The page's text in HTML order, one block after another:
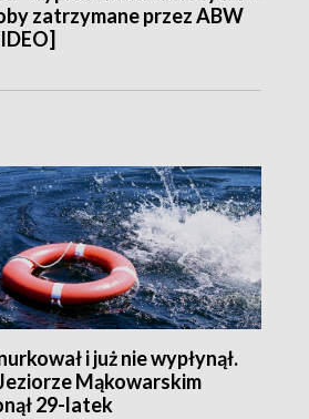
zatrzymane przez ABW
i już nie wypłynął.
Mąkowarskim
29-latek